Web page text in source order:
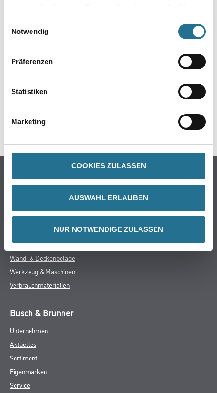
haben oder die sie im Rahmen Ihrer Nutzung der Dienste
Notwendig
Präferenzen
Statistiken
Marketing
COOKIES ZULASSEN
AUSWAHL ERLAUBEN
NUR NOTWENDIGE ZULASSEN
- Zertifizierte Faservliese
- Umweltfreundliche Latexfarben
SPEZIFIKATIONEN
Trockenbau
Putze- und Spachtelmassen
Bodenbeläge
Wand- & Deckenbeläge
Werkzeug & Maschinen
Verbrauchmaterialien
Busch & Brunner
Unternehmen
Aktuelles
Sortiment
Eigenmarken
Service